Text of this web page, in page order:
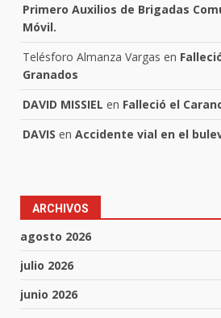
Primero Auxilios de Brigadas
Móvil.
Telésforo Almanza Vargas en
Granados
DAVID MISSIEL en Falleció el
DAVIS en Accidente vial en el
ARCHIVOS
agosto 2026
julio 2026
junio 2026